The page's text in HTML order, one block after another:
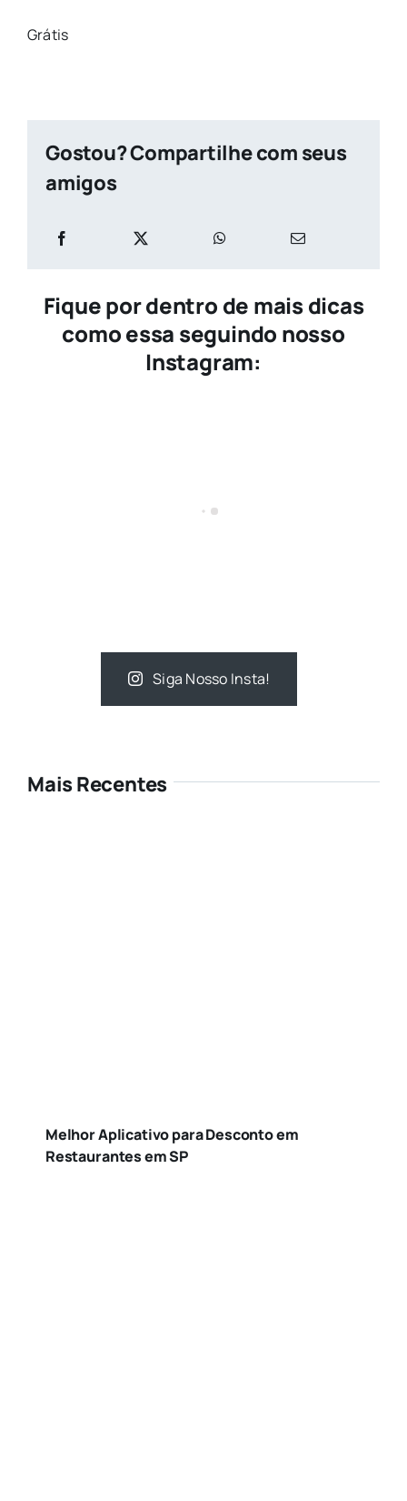
Grátis
Gostou? Compartilhe com seus
amigos
Fique por dentro de mais dicas
como essa seguindo nosso
Instagram:
Siga Nosso Insta!
Mais Recentes
Melhor Aplicativo para Desconto em
Restaurantes em SP